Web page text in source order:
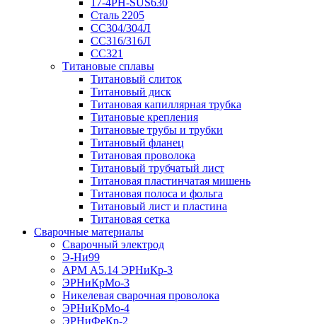
17-4PH-SUS630
Сталь 2205
СС304/304Л
СС316/316Л
СС321
Титановые сплавы
Титановый слиток
Титановый диск
Титановая капиллярная трубка
Титановые крепления
Титановые трубы и трубки
Титановый фланец
Титановая проволока
Титановый трубчатый лист
Титановая пластинчатая мишень
Титановая полоса и фольга
Титановый лист и пластина
Титановая сетка
Сварочные материалы
Сварочный электрод
Э-Ни99
АРМ А5.14 ЭРНиКр-3
ЭРНиКрМо-3
Никелевая сварочная проволока
ЭРНиКрМо-4
ЭРНиФеКр-2